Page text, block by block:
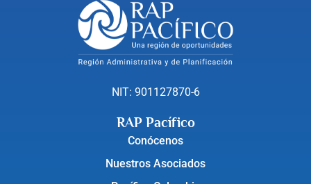
NIT: 901127870-6
RAP Pacífico
Conócenos
Nuestros Asociados